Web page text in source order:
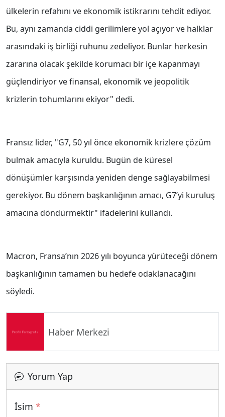
ülkelerin refahını ve ekonomik istikrarını tehdit ediyor.
Bu, aynı zamanda ciddi gerilimlere yol açıyor ve halklar
arasındaki iş birliği ruhunu zedeliyor. Bunlar herkesin
zararına olacak şekilde korumacı bir içe kapanmayı
güçlendiriyor ve finansal, ekonomik ve jeopolitik
krizlerin tohumlarını ekiyor" dedi.
Fransız lider, "G7, 50 yıl önce ekonomik krizlere çözüm
bulmak amacıyla kuruldu. Bugün de küresel
dönüşümler karşısında yeniden denge sağlayabilmesi
gerekiyor. Bu dönem başkanlığının amacı, G7’yi kuruluş
amacına döndürmektir" ifadelerini kullandı.
Macron, Fransa’nın 2026 yılı boyunca yürüteceği dönem
başkanlığının tamamen bu hedefe odaklanacağını
söyledi.
Haber Merkezi
Yorum Yap
İsim *